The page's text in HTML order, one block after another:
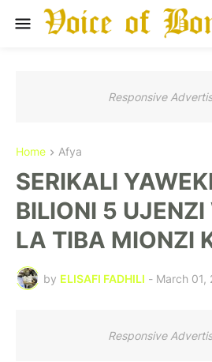
Responsive
Home Afya
SERIKALI
BILIONI 5
LA TIBA MIONZI
by ELISAFI FADHILI - March 01,
Responsive